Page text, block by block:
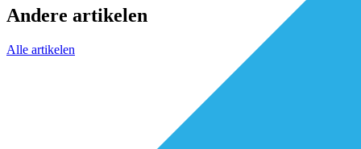
Andere artikelen
Alle artikelen